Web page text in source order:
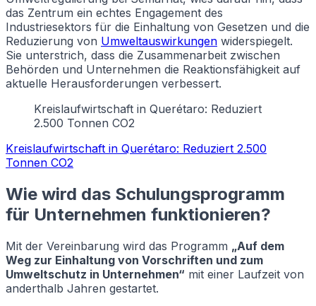
das Zentrum ein echtes Engagement des
Industriesektors für die Einhaltung von Gesetzen und die
Reduzierung von Umweltauswirkungen widerspiegelt.
Sie unterstrich, dass die Zusammenarbeit zwischen
Behörden und Unternehmen die Reaktionsfähigkeit auf
aktuelle Herausforderungen verbessert.
Kreislaufwirtschaft in Querétaro: Reduziert
2.500 Tonnen CO2
Kreislaufwirtschaft in Querétaro: Reduziert 2.500
Tonnen CO2
Wie wird das Schulungsprogramm
für Unternehmen funktionieren?
Mit der Vereinbarung wird das Programm „Auf dem
Weg zur Einhaltung von Vorschriften und zum
Umweltschutz in Unternehmen“ mit einer Laufzeit von
anderthalb Jahren gestartet.